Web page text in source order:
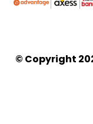
© Copyright